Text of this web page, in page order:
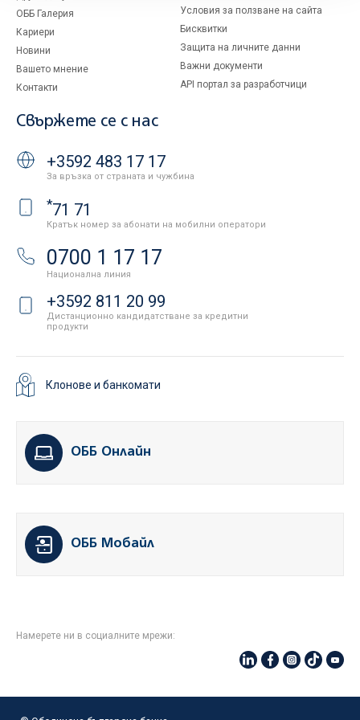
ОББ Галерия
Кариери
Новини
Вашето мнение
Контакти
Условия за ползване на сайта
Бисквитки
Защита на личните данни
Важни документи
API портал за разработчици
Свържете се с нас
+3592 483 17 17
За връзка от страната и чужбина
*71 71
Кратък номер за абонати на мобилни оператори
0700 1 17 17
Национална линия
+3592 811 20 99
Дистанционно кандидатстване за кредитни
продукти
Клонове и банкомати
ОББ Онлайн
ОББ Мобайл
Намерете ни в социалните мрежи: